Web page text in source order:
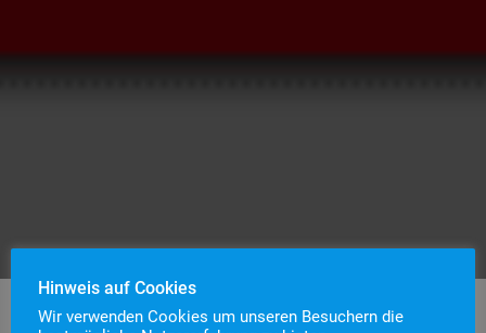
Hinweis auf Cookies
Wir verwenden Cookies um unseren Besuchern die